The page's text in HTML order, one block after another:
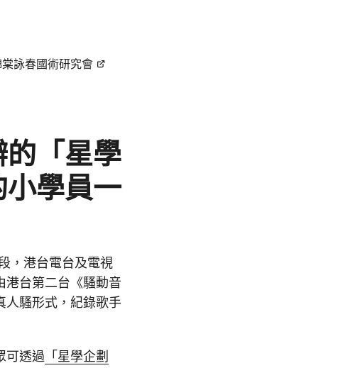
棠詠春國術研究會
「星學
學員一
，港台電台及電視
港台第二台《騷動音
人騷形式，紀錄歌手
可透過 「星學企劃